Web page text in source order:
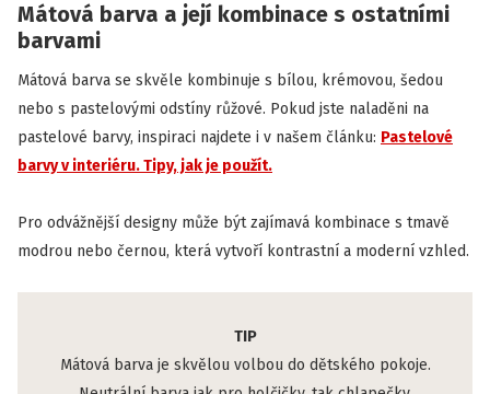
Mátová barva a její kombinace s ostatními
barvami
Mátová barva se skvěle kombinuje s bílou, krémovou, šedou
nebo s pastelovými odstíny růžové. Pokud jste naladěni na
pastelové barvy, inspiraci najdete i v našem článku: Pastelové
barvy v interiéru. Tipy, jak je použít.
Pro odvážnější designy může být zajímavá kombinace s tmavě
modrou nebo černou, která vytvoří kontrastní a moderní vzhled.
TIP
Mátová barva je skvělou volbou do dětského pokoje.